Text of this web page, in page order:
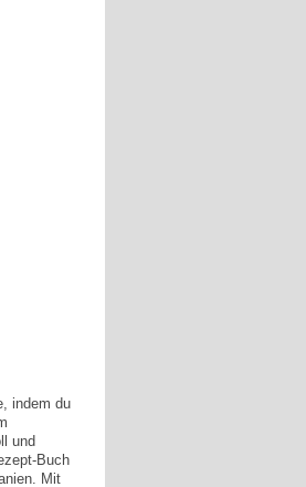
indem du
und
Buch
Mit